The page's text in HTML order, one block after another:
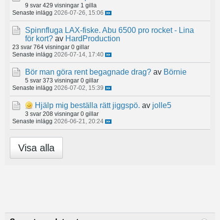
9 svar 429 visningar 1 gilla
Senaste inlägg 2026-07-26, 15:06
Spinnfluga LAX-fiske. Abu 6500 pro rocket - Lina
för kort? av HardProduction
23 svar 764 visningar 0 gillar
Senaste inlägg 2026-07-14, 17:40
Bör man göra rent begagnade drag? av Börnie
5 svar 373 visningar 0 gillar
Senaste inlägg 2026-07-02, 15:39
Hjälp mig beställa rätt jiggspö. av jolle5
3 svar 208 visningar 0 gillar
Senaste inlägg 2026-06-21, 20:24
Visa alla